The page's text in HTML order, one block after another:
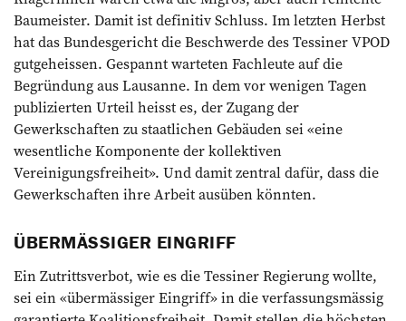
Baumeister. Damit ist definitiv Schluss. Im letzten Herbst
hat das Bundesgericht die Beschwerde des Tessiner VPOD
gutgeheissen. Gespannt warteten Fachleute auf die
Begründung aus Lausanne. In dem vor wenigen Tagen
publizierten Urteil heisst es, der Zugang der
Gewerkschaften zu staatlichen Gebäuden sei «eine
wesentliche Komponente der kollektiven
Vereinigungsfreiheit». Und damit zentral dafür, dass die
Gewerkschaften ihre Arbeit ausüben könnten.
ÜBERMÄSSIGER EINGRIFF
Ein Zutrittsverbot, wie es die Tessiner Regierung wollte,
sei ein «übermässiger Eingriff» in die verfassungsmässig